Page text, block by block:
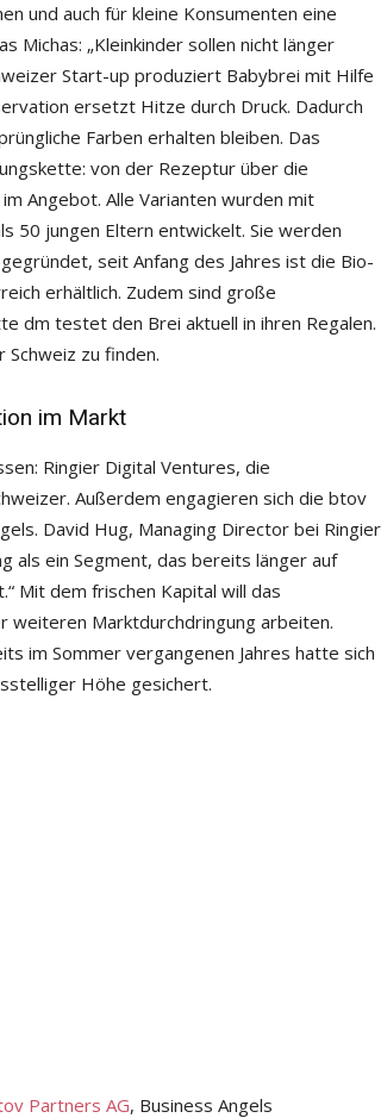
und auch für kleine Konsumenten eine
Michas: „Kleinkinder sollen nicht länger
Start-up produziert Babybrei mit Hilfe
ersetzt Hitze durch Druck. Dadurch
Farben erhalten bleiben. Das
von der Rezeptur über die
Angebot. Alle Varianten wurden mit
50 jungen Eltern entwickelt. Sie werden
seit Anfang des Jahres ist die Bio-
erhältlich. Zudem sind große
dm testet den Brei aktuell in ihren Regalen.
Schweiz zu finden.
im Markt
Ringier Digital Ventures, die
Außerdem engagieren sich die btov
David Hug, Managing Director bei Ringier
als ein Segment, das bereits länger auf
Mit dem frischen Kapital will das
weiteren Marktdurchdringung arbeiten.
im Sommer vergangenen Jahres hatte sich
Höhe gesichert.
Partners AG, Business Angels